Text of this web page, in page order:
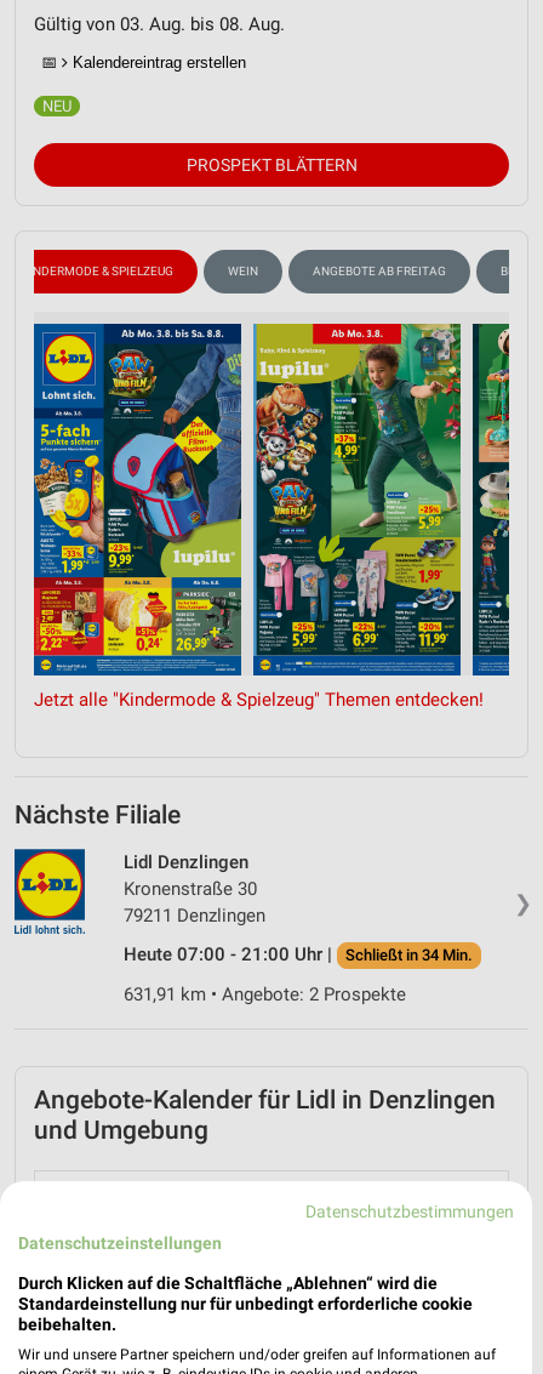
Gültig von 03. Aug. bis 08. Aug.
📅 Kalendereintrag erstellen
PROSPEKT BLÄTTERN
KINDERMODE & SPIELZEUG WEIN ANGEBOTE AB FREITAG
Jetzt alle "Kindermode & Spielzeug" Themen entdecken!
Nächste Filiale
❯
Lidl Denzlingen
Kronenstraße 30
79211 Denzlingen
Heute 07:00 - 21:00 Uhr |
Schließt in 34 Min.
631,91 km • Angebote: 2 Prospekte
Angebote-Kalender für Lidl in Denzlingen
und Umgebung
06 Do 07 Fr 08
Lidl - Angebote ab 03.08.
Datenschutzbestimmungen
Datenschutzeinstellungen
Durch Klicken auf die Schaltfläche „Ablehnen“ wird die
Standardeinstellung nur für unbedingt erforderliche cookie
beibehalten.
Wir und unsere Partner speichern und/oder greifen auf Informationen auf